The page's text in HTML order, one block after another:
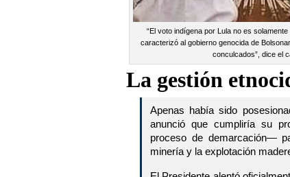
“El voto indígena por Lula no es
caracterizó al gobierno genocida de
conculcados”, dice el
La gestión
Apenas había sido
anunció que cumpliría su
proceso de demarcación—
minería y la explotación